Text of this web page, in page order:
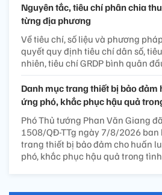
Nguyên tắc, tiêu chí phân chia
từng địa phương
Về tiêu chí, số liệu và phương
quyết quy định tiêu chí dân số,
nhiên, tiêu chí GRDP bình quân
Danh mục trang thiết bị bảo đảm
ứng phó, khắc phục hậu quả
Phó Thủ tướng Phan Văn Giang
1508/QĐ-TTg ngày 7/8/2026 ban
trang thiết bị bảo đảm cho huấn
phó, khắc phục hậu quả trong